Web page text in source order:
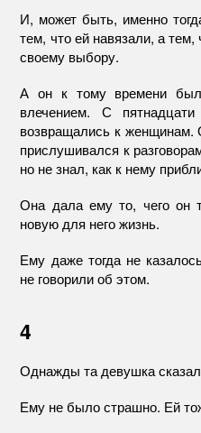
И, может быть, именно
тем, что ей навязали, а
своему выбору.
А он к тому времени
влечением. С
возвращались к
прислушивался к
но не знал, как к нему
Она дала ему то, чего он
новую для него жизнь.
Ему даже тогда не
не говорили об этом.
4
Однажды та девушка
Ему не было страшно. Ей